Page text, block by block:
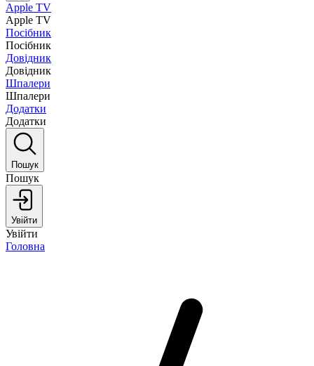
Apple TV
Apple TV
Посібник
Посібник
Довідник
Довідник
Шпалери
Шпалери
Додатки
Додатки
Пошук
Пошук
Увійти
Увійти
Головна